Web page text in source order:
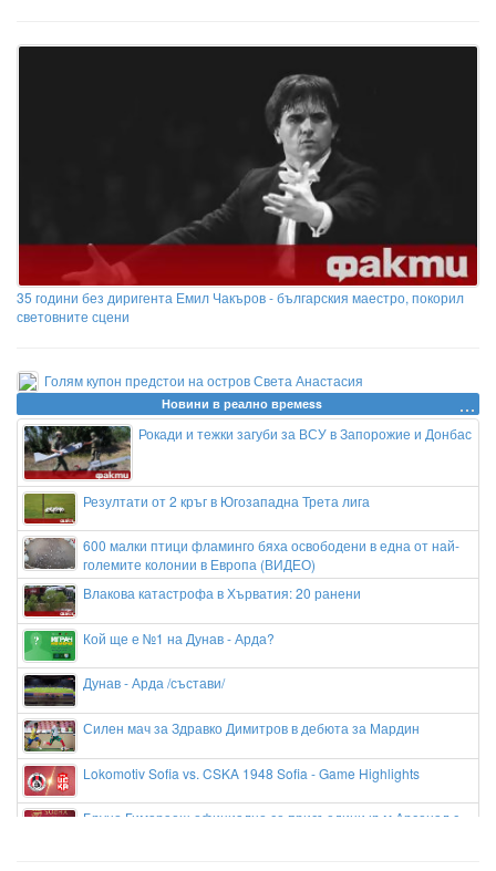
35 години без диригента Емил Чакъров - българския маестро, покорил
световните сцени
Голям купон предстои на остров Света Анастасия
Новини в реално времеss
Рокади и тежки загуби за ВСУ в Запорожие и Донбас
Резултати от 2 кръг в Югозападна Трета лига
600 малки птици фламинго бяха освободени в една от най-
големите колонии в Европа (ВИДЕО)
Влакова катастрофа в Хърватия: 20 ранени
Кой ще е №1 на Дунав - Арда?
Дунав - Арда /състави/
Силен мач за Здравко Димитров в дебюта за Мардин
Lokomotiv Sofia vs. CSKA 1948 Sofia - Game Highlights
Бруно Гимараеш официално се присъедини към Арсенал с